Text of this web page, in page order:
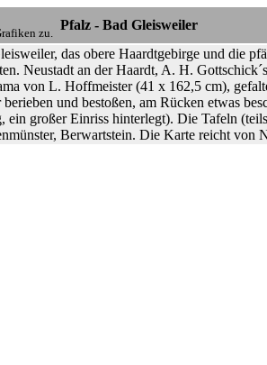
zu.
Pfalz - Bad Gleisweiler
das obere Haardtgebirge und die
Neustadt an der Haardt, A. H.
von L. Hoffmeister (41 x 162,5 cm),
berieben und bestoßen, am Rücken etwas
ein großer Einriss hinterlegt). Die Tafeln
Berwartstein. Die Karte reicht von